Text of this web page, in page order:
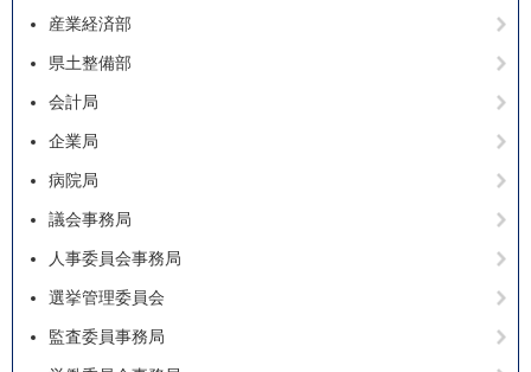
産業経済部
県土整備部
会計局
企業局
病院局
議会事務局
人事委員会事務局
選挙管理委員会
監査委員事務局